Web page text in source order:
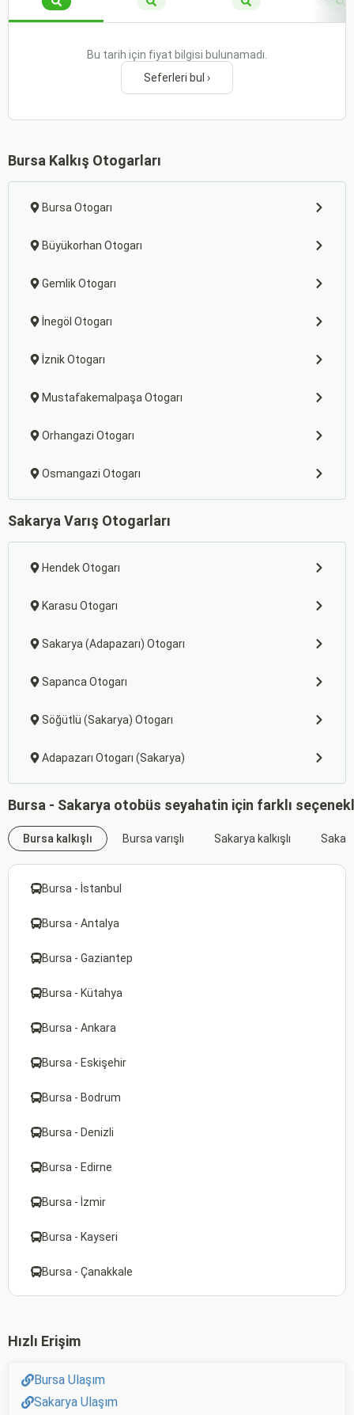
Bu tarih için fiyat bilgisi bulunamadı.
Seferleri bul ›
Bursa Kalkış Otogarları
Bursa Otogarı
Büyükorhan Otogarı
Gemlik Otogarı
İnegöl Otogarı
İznik Otogarı
Mustafakemalpaşa Otogarı
Orhangazi Otogarı
Osmangazi Otogarı
Sakarya Varış Otogarları
Hendek Otogarı
Karasu Otogarı
Sakarya (Adapazarı) Otogarı
Sapanca Otogarı
Söğütlü (Sakarya) Otogarı
Adapazarı Otogarı (Sakarya)
Bursa - Sakarya otobüs seyahatin için farklı
Bursa kalkışlı Bursa varışlı Sakarya kalkışlı
Bursa - İstanbul
Bursa - Antalya
Bursa - Gaziantep
Bursa - Kütahya
Bursa - Ankara
Bursa - Eskişehir
Bursa - Bodrum
Bursa - Denizli
Bursa - Edirne
Bursa - İzmir
Bursa - Kayseri
Bursa - Çanakkale
Hızlı Erişim
Bursa Ulaşım
Sakarya Ulaşım